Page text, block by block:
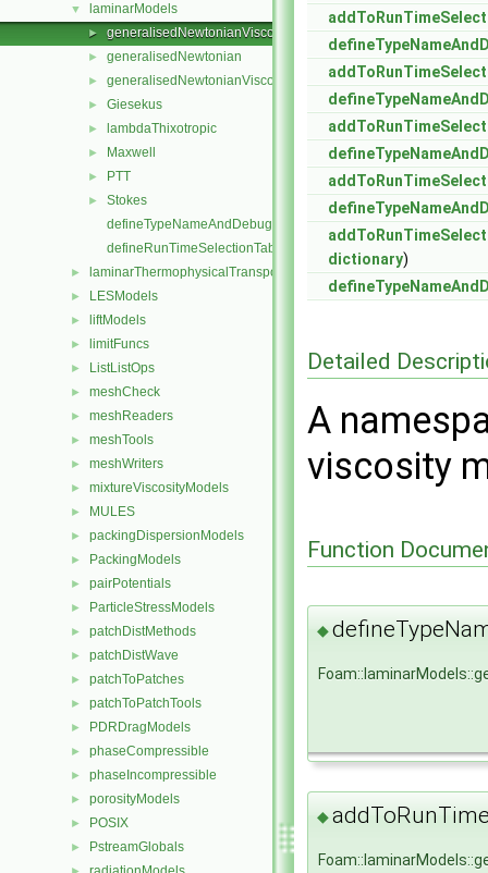
▼ laminarModels
► generalisedNewtonianViscosityModels
► generalisedNewtonian
► generalisedNewtonianViscosityModel
► Giesekus
► lambdaThixotropic
► Maxwell
► PTT
►
Stokes
defineTypeNameAndDebug
defineRunTimeSelectionTable
► laminarThermophysicalTransportModels
► LESModels
► liftModels
► limitFuncs
► ListListOps
► meshCheck
► meshReaders
► meshTools
► meshWriters
► mixtureViscosityModels
► MULES
► packingDispersionModels
► PackingModels
► pairPotentials
► ParticleStressModels
► patchDistMethods
► patchDistWave
► patchToPatches
► patchToPatchTools
► PDRDragModels
► phaseCompressible
► phaseIncompressible
► porosityModels
► POSIX
► PstreamGlobals
dictionary)
Detailed
A
viscosity
Function
◆
◆